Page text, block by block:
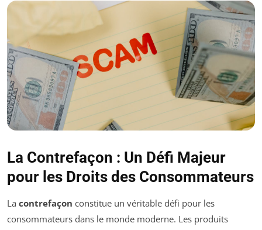
La Contrefaçon : Un Défi Majeur
pour les Droits des Consommateurs
La contrefaçon constitue un véritable défi pour les
consommateurs dans le monde moderne. Les produits